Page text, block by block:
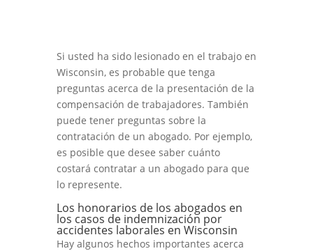
Si usted ha sido lesionado en el trabajo en
Wisconsin, es probable que tenga
preguntas acerca de la presentación de la
compensación de trabajadores. También
puede tener preguntas sobre la
contratación de un abogado. Por ejemplo,
es posible que desee saber cuánto
costará contratar a un abogado para que
lo represente.
Los honorarios de los abogados en
los casos de indemnización por
accidentes laborales en Wisconsin
Hay algunos hechos importantes acerca